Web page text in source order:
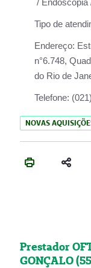
/ Endoscopia
Tipo de
Endereço:
n°6.748,
do Rio de
Telefone:
NOVAS
Prestador
GONÇALO